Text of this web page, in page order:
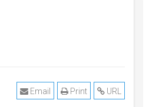
URL
Print
Email